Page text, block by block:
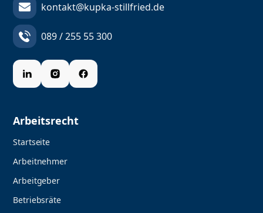
kontakt@kupka-stillfried.de
089 / 255 55 300
Arbeitsrecht
Startseite
Arbeitnehmer
Arbeitgeber
Betriebsräte